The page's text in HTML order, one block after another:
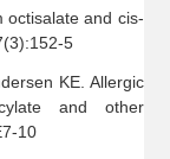
octisalate and cis-
5
KE. Allergic
and other
10